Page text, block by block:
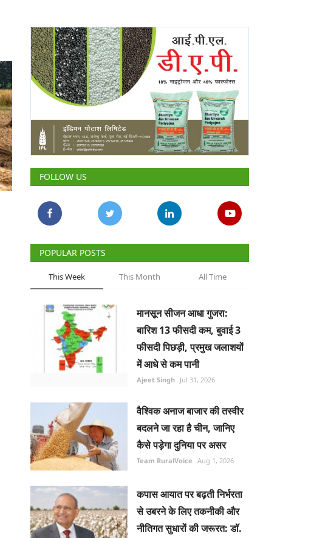
FOLLOW US
POPULAR POSTS
This Week This Month All Time
मानसून सीजन आधा गुजरा:
बारिश 13 फीसदी कम, बुवाई 3
फीसदी पिछड़ी, प्रमुख जलाशयों
में आधे से कम पानी
Ajeet Singh Jul 31, 2026
वैश्विक अनाज बाजार की तस्वीर
बदलने जा रहा है चीन, जानिए
कैसे पड़ेगा दुनिया पर असर
Team RuralVoice Aug 1, 2026
कपास आयात पर बढ़ती निर्भरता
से उबरने के लिए तकनीकी और
नीतिगत सुधारों की जरूरत: डॉ.